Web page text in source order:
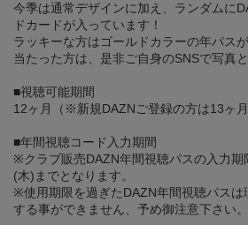
今季は通常デザインに加え、ランダムに
ドカードが入っています！
ラッキーな方はゴールドカラーの年パス
当たった方は、是非ご自身のSNSで写真
■視聴可能期間
12ヶ月（※新規DAZNご登録の方は13ヶ月
■年間視聴コード入力期間
※クラブ販売DAZN年間視聴パスの入力期
(木)までとなります。
※使用期限を過ぎたDAZN年間視聴パスは
する事ができません、予め御注意下さい。